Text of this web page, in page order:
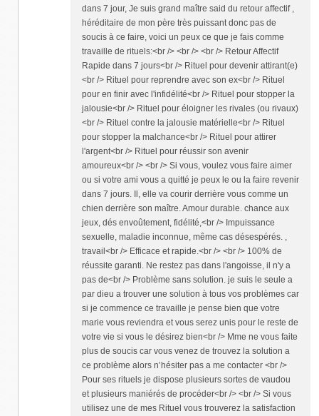
dans 7 jour, Je suis grand maître said du retour affectif ,
héréditaire de mon père très puissant donc pas de
soucis à ce faire, voici un peux ce que je fais comme
travaille de rituels:<br /> <br /> <br /> Retour Affectif
Rapide dans 7 jours<br /> Rituel pour devenir attirant(e)
<br /> Rituel pour reprendre avec son ex<br /> Rituel
pour en finir avec l'infidélité<br /> Rituel pour stopper la
jalousie<br /> Rituel pour éloigner les rivales (ou rivaux)
<br /> Rituel contre la jalousie matérielle<br /> Rituel
pour stopper la malchance<br /> Rituel pour attirer
l'argent<br /> Rituel pour réussir son avenir
amoureux<br /> <br /> Si vous, voulez vous faire aimer
ou si votre ami vous a quitté je peux le ou la faire revenir
dans 7 jours. Il, elle va courir derrière vous comme un
chien derrière son maître. Amour durable. chance aux
jeux, dés envoûtement, fidélité,<br /> Impuissance
sexuelle, maladie inconnue, même cas désespérés. ,
travail<br /> Efficace et rapide.<br /> <br /> 100% de
réussite garanti. Ne restez pas dans l'angoisse, il n'y a
pas de<br /> Problème sans solution. je suis le seule a
par dieu a trouver une solution à tous vos problèmes car
si je commence ce travaille je pense bien que votre
marie vous reviendra et vous serez unis pour le reste de
votre vie si vous le désirez bien<br /> Mme ne vous faite
plus de soucis car vous venez de trouvez la solution a
ce problème alors n’hésiter pas a me contacter <br />
Pour ses rituels je dispose plusieurs sortes de vaudou
et plusieurs maniérés de procéder<br /> <br /> Si vous
utilisez une de mes Rituel vous trouverez la satisfaction